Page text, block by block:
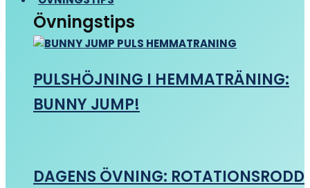
Övningstips
PULSHÖJNING I HEMMATRÄNING:
BUNNY JUMP!
DAGENS ÖVNING: ROTATIONSRODD